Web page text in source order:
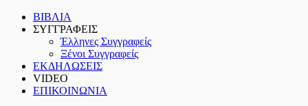
ΒΙΒΛΙΑ
ΣΥΓΓΡΑΦΕΙΣ
Έλληνες Συγγραφείς
Ξένοι Συγγραφείς
ΕΚΔΗΛΩΣΕΙΣ
VIDEO
ΕΠΙΚΟΙΝΩΝΙΑ